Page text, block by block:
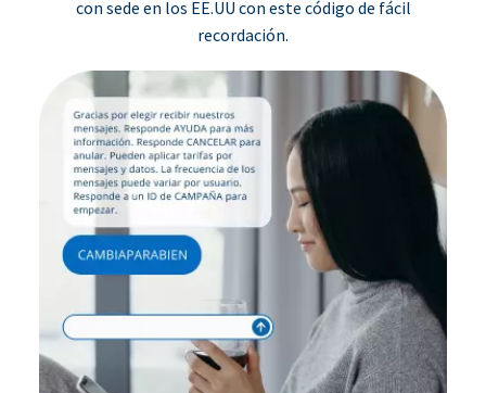
con sede en los EE.UU con este código de fácil
recordación.